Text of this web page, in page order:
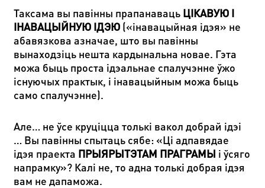
Таксама вы павінны прапанаваць ЦІКАВУЮ І
ІНАВАЦЫЙНУЮ ІДЭЮ («інавацыйная ідэя» не
абавязкова азначае, што вы павінны
вынаходзіць нешта кардынальна новае. Гэта
можа быць проста ідэальнае спалучэнне ўжо
існуючых практык, і інавацыйным можа быць
само спалучэнне).
Але… не ўсе круціцца толькі вакол добрай ідэі
… Вы павінны спытаць сябе: «Ці адпавядае
ідэя праекта ПРЫЯРЫТЭТАМ ПРАГРАМЫ і ўсяго
напрамку»? Калі не, то адна толькі добрая ідэя
вам не дапаможа.